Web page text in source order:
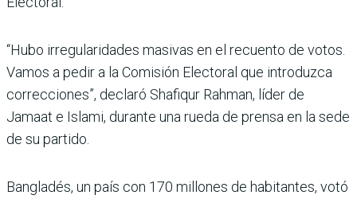
“Hubo irregularidades masivas en el recuento de votos.
Vamos a pedir a la Comisión Electoral que introduzca
correcciones”, declaró Shafiqur Rahman, líder de
Jamaat e Islami, durante una rueda de prensa en la sede
de su partido.
Bangladés, un país con 170 millones de habitantes, votó